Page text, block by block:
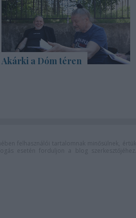
Akárki a Dóm téren